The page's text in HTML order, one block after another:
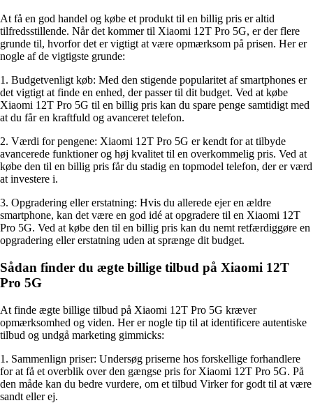
At få en god handel og købe et produkt til en billig pris er altid
tilfredsstillende. Når det kommer til Xiaomi 12T Pro 5G, er der flere
grunde til, hvorfor det er vigtigt at være opmærksom på prisen. Her er
nogle af de vigtigste grunde:
1. Budgetvenligt køb: Med den stigende popularitet af smartphones er
det vigtigt at finde en enhed, der passer til dit budget. Ved at købe
Xiaomi 12T Pro 5G til en billig pris kan du spare penge samtidigt med
at du får en kraftfuld og avanceret telefon.
2. Værdi for pengene: Xiaomi 12T Pro 5G er kendt for at tilbyde
avancerede funktioner og høj kvalitet til en overkommelig pris. Ved at
købe den til en billig pris får du stadig en topmodel telefon, der er værd
at investere i.
3. Opgradering eller erstatning: Hvis du allerede ejer en ældre
smartphone, kan det være en god idé at opgradere til en Xiaomi 12T
Pro 5G. Ved at købe den til en billig pris kan du nemt retfærdiggøre en
opgradering eller erstatning uden at sprænge dit budget.
Sådan finder du ægte billige tilbud på Xiaomi 12T
Pro 5G
At finde ægte billige tilbud på Xiaomi 12T Pro 5G kræver
opmærksomhed og viden. Her er nogle tip til at identificere autentiske
tilbud og undgå marketing gimmicks:
1. Sammenlign priser: Undersøg priserne hos forskellige forhandlere
for at få et overblik over den gængse pris for Xiaomi 12T Pro 5G. På
den måde kan du bedre vurdere, om et tilbud Virker for godt til at være
sandt eller ej.